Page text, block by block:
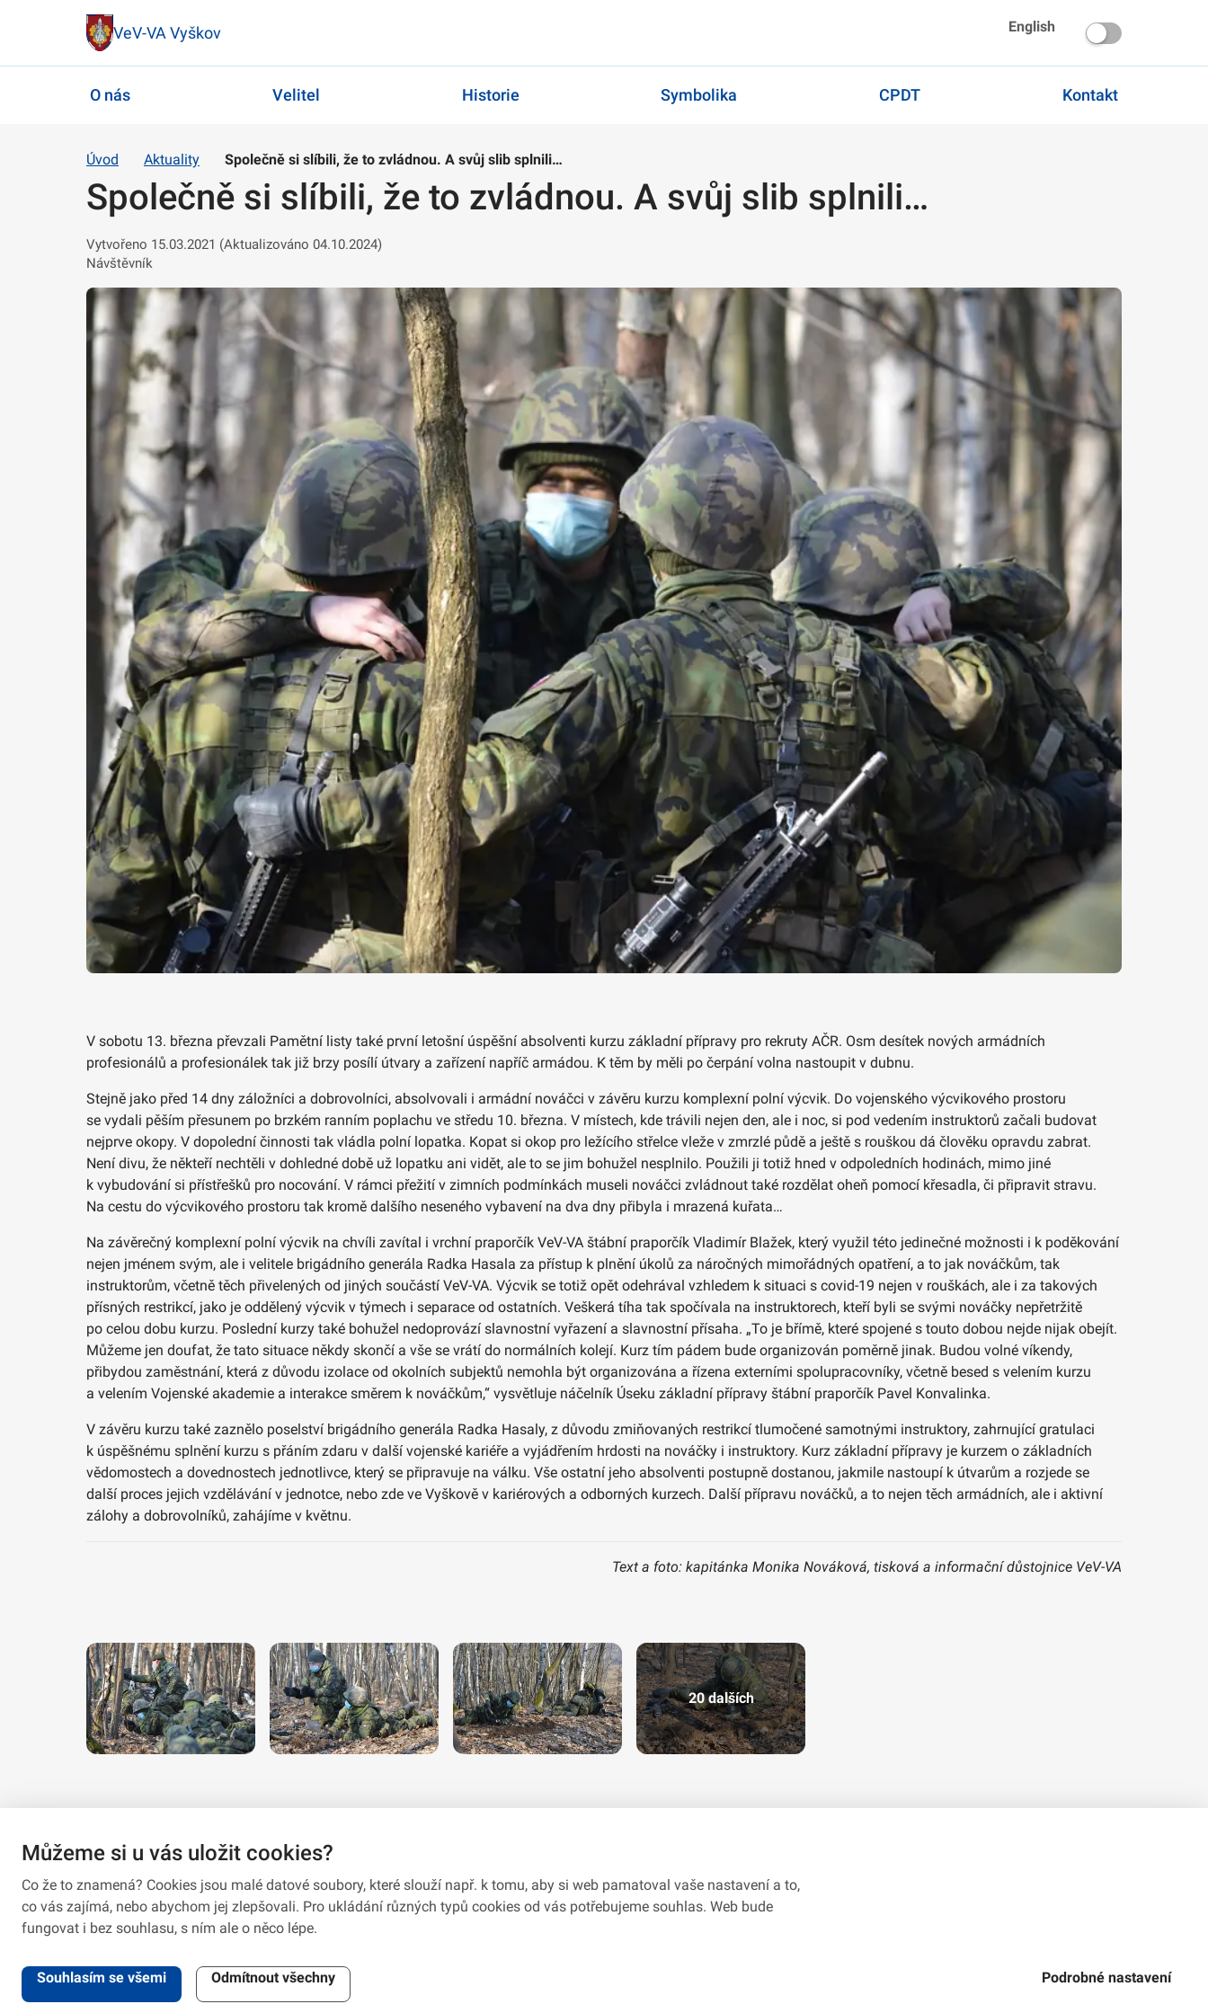
VeV-VA Vyškov English
O nás Velitel Historie Symbolika CPDT Kontakt
Úvod Aktuality Společně si slíbili, že to zvládnou. A svůj slib splnili…
Společně si slíbili, že to zvládnou. A svůj slib splnili…
Vytvořeno 15.03.2021 (Aktualizováno 04.10.2024)
Návštěvník
V sobotu 13. března převzali Pamětní listy také první letošní úspěšní absolventi kurzu základní přípravy pro rekruty AČR. Osm desítek nových armádních
profesionálů a profesionálek tak již brzy posílí útvary a zařízení napříč armádou. K těm by měli po čerpání volna nastoupit v dubnu.
Stejně jako před 14 dny záložníci a dobrovolníci, absolvovali i armádní nováčci v závěru kurzu komplexní polní výcvik. Do vojenského výcvikového prostoru
se vydali pěším přesunem po brzkém ranním poplachu ve středu 10. března. V místech, kde trávili nejen den, ale i noc, si pod vedením instruktorů začali budovat
nejprve okopy. V dopolední činnosti tak vládla polní lopatka. Kopat si okop pro ležícího střelce vleže v zmrzlé půdě a ještě s rouškou dá člověku opravdu zabrat.
Není divu, že někteří nechtěli v dohledné době už lopatku ani vidět, ale to se jim bohužel nesplnilo. Použili ji totiž hned v odpoledních hodinách, mimo jiné
k vybudování si přístřešků pro nocování. V rámci přežití v zimních podmínkách museli nováčci zvládnout také rozdělat oheň pomocí křesadla, či připravit stravu.
Na cestu do výcvikového prostoru tak kromě dalšího neseného vybavení na dva dny přibyla i mrazená kuřata…
Na závěrečný komplexní polní výcvik na chvíli zavítal i vrchní praporčík VeV-VA štábní praporčík Vladimír Blažek, který využil této jedinečné možnosti i k poděkování
nejen jménem svým, ale i velitele brigádního generála Radka Hasala za přístup k plnění úkolů za náročných mimořádných opatření, a to jak nováčkům, tak
instruktorům, včetně těch přivelených od jiných součástí VeV-VA. Výcvik se totiž opět odehrával vzhledem k situaci s covid-19 nejen v rouškách, ale i za takových
přísných restrikcí, jako je oddělený výcvik v týmech i separace od ostatních. Veškerá tíha tak spočívala na instruktorech, kteří byli se svými nováčky nepřetržitě
po celou dobu kurzu. Poslední kurzy také bohužel nedoprovází slavnostní vyřazení a slavnostní přísaha. „To je břímě, které spojené s touto dobou nejde nijak obejít.
Můžeme jen doufat, že tato situace někdy skončí a vše se vrátí do normálních kolejí. Kurz tím pádem bude organizován poměrně jinak. Budou volné víkendy,
přibydou zaměstnání, která z důvodu izolace od okolních subjektů nemohla být organizována a řízena externími spolupracovníky, včetně besed s velením kurzu
a velením Vojenské akademie a interakce směrem k nováčkům,“ vysvětluje náčelník Úseku základní přípravy štábní praporčík Pavel Konvalinka.
V závěru kurzu také zaznělo poselství brigádního generála Radka Hasaly, z důvodu zmiňovaných restrikcí tlumočené samotnými instruktory, zahrnující gratulaci
k úspěšnému splnění kurzu s přáním zdaru v další vojenské kariéře a vyjádřením hrdosti na nováčky i instruktory. Kurz základní přípravy je kurzem o základních
vědomostech a dovednostech jednotlivce, který se připravuje na válku. Vše ostatní jeho absolventi postupně dostanou, jakmile nastoupí k útvarům a rozjede se
další proces jejich vzdělávání v jednotce, nebo zde ve Vyškově v kariérových a odborných kurzech. Další přípravu nováčků, a to nejen těch armádních, ale i aktivní
zálohy a dobrovolníků, zahájíme v květnu.
Text a foto: kapitánka Monika Nováková, tisková a informační důstojnice VeV-VA
20 dalších
2026 © VeV-VA Vyškov • Informace jsou poskytovány v souladu se zákonem č.
Můžeme si u vás uložit cookies?
Co že to znamená? Cookies jsou malé datové soubory, které slouží např. k tomu, aby si web pamatoval vaše nastavení a to,
co vás zajímá, nebo abychom jej zlepšovali. Pro ukládání různých typů cookies od vás potřebujeme souhlas. Web bude
fungovat i bez souhlasu, s ním ale o něco lépe.
Souhlasím se všemi Odmítnout všechny Podrobné nastavení